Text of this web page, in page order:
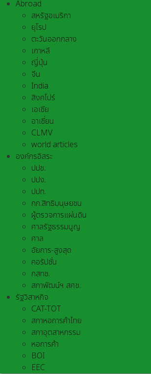
Abroad
สหรัฐอเมริกา
ยุโรป
ตะวันออกกลาง
เกาหลี
ญี่ปุ่น
จีน
India
สิงคโปร์
เอเชีย
อาเชี่ยน
CLMV
world articles
องค์กรอิสระ
ปปช.
ปปง.
ปปท.
กก.สิทธิมนุษยชน
ผู้ตรวจการแผ่นดิน
ศาลรัฐธรรมนูญ
ศาล
อัยการ-สูงสุด
คอรัปชั่น
กสทช.
สภาพัฒน์ฯ สศช.
รัฐวิสาหกิจ
CAT-TOT
สภาหอการค้าไทย
สภาอุตสาหกรรม
หอการค้า
BOI
EEC